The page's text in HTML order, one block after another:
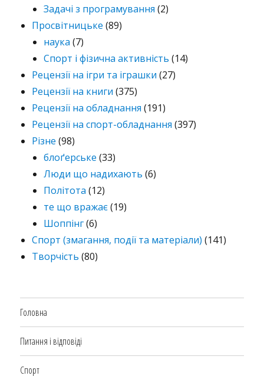
Задачі з програмування (2)
Просвітницьке (89)
наука (7)
Спорт і фізична активність (14)
Рецензії на ігри та іграшки (27)
Рецензії на книги (375)
Рецензії на обладнання (191)
Рецензії на спорт-обладнання (397)
Різне (98)
блоґерське (33)
Люди що надихають (6)
Політота (12)
те що вражає(19)
Шоппінг(6)
Спорт (змагання, події та матеріали) (141)
Творчість (80)
Головна
Питання і відповіді
Спорт